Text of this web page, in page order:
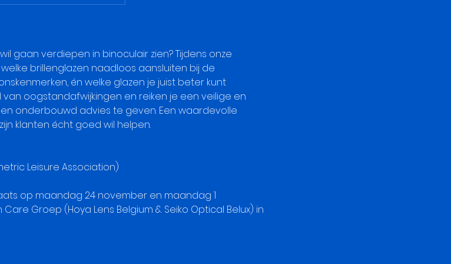
gaan verdiepen in binoculair zien? Tijdens onze
brillenglazen naadloos aansluiten bij de
én welke glazen je juist beter kunt
van oogstandafwijkingen en reiken je een veilige en
onderbouwd advies te geven. Een waardevolle
klanten écht goed wil helpen.
Leisure Association)
op maandag 24 november en maandag 1
Groep (Hoya Lens Belgium & Seiko Optical Belux) in